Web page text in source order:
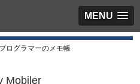
MENU
ログラマーのメモ帳
Mobiler